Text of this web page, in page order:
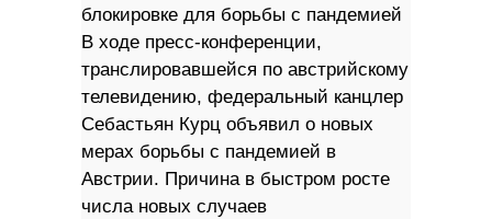
блокировке для борьбы с пандемией
В ходе пресс-конференции,
транслировавшейся по австрийскому
телевидению, федеральный канцлер
Себастьян Курц объявил о новых
мерах борьбы с пандемией в
Австрии. Причина в быстром росте
числа новых случаев